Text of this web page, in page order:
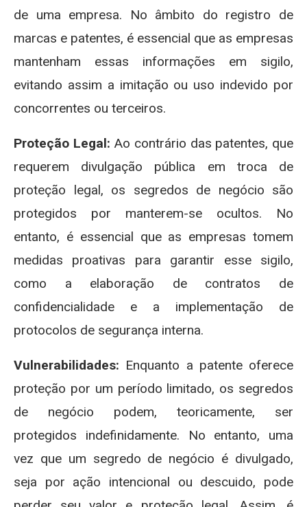
de uma empresa. No âmbito do registro de
marcas e patentes, é essencial que as empresas
mantenham essas informações em sigilo,
evitando assim a imitação ou uso indevido por
concorrentes ou terceiros.
Proteção Legal: Ao contrário das patentes, que
requerem divulgação pública em troca de
proteção legal, os segredos de negócio são
protegidos por manterem-se ocultos. No
entanto, é essencial que as empresas tomem
medidas proativas para garantir esse sigilo,
como a elaboração de contratos de
confidencialidade e a implementação de
protocolos de segurança interna.
Vulnerabilidades: Enquanto a patente oferece
proteção por um período limitado, os segredos
de negócio podem, teoricamente, ser
protegidos indefinidamente. No entanto, uma
vez que um segredo de negócio é divulgado,
seja por ação intencional ou descuido, pode